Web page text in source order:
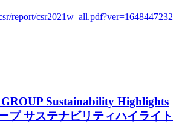
report/csr2021w_all.pdf?ver=1648447232
Sustainability Highlights
プ サステナビリティハイライト